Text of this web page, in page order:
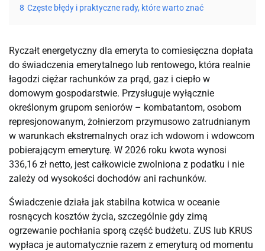
8 Częste błędy i praktyczne rady, które warto znać
Ryczałt energetyczny dla emeryta to comiesięczna dopłata
do świadczenia emerytalnego lub rentowego, która realnie
łagodzi ciężar rachunków za prąd, gaz i ciepło w
domowym gospodarstwie. Przysługuje wyłącznie
określonym grupom seniorów – kombatantom, osobom
represjonowanym, żołnierzom przymusowo zatrudnianym
w warunkach ekstremalnych oraz ich wdowom i wdowcom
pobierającym emeryturę. W 2026 roku kwota wynosi
336,16 zł netto, jest całkowicie zwolniona z podatku i nie
zależy od wysokości dochodów ani rachunków.
Świadczenie działa jak stabilna kotwica w oceanie
rosnących kosztów życia, szczególnie gdy zimą
ogrzewanie pochłania sporą część budżetu. ZUS lub KRUS
wypłaca je automatycznie razem z emeryturą od momentu